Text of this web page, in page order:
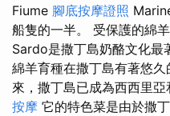
Fiume 腳底按摩證照
船隻的一半。 受保護的綿
Sardo是撒丁島奶酪文化最
綿羊育種在撒丁島有著悠
來，撒丁島已成為西西里亞
按摩 它的特色菜是由於撒